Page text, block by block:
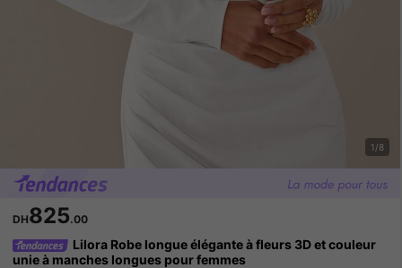
1/8
DH825.00
Lilora Robe longue élégante à fleurs 3D et couleur
unie à manches longues pour femmes